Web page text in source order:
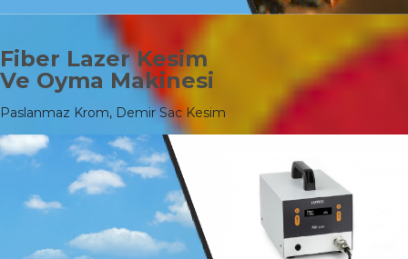
Fiber Lazer Kesim
Ve Oyma Makinesi
Paslanmaz Krom, Demir Sac Kesim